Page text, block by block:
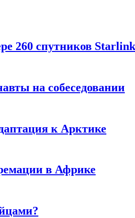
260 спутников Starlink
на собеседовании
к Арктике
в Африке